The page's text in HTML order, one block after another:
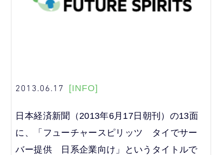
2013.06.17 [INFO]
日本経済新聞（2013年6月17日朝刊）の13面
に、「フューチャースピリッツ タイでサー
バー提供 日系企業向け」というタイトルで